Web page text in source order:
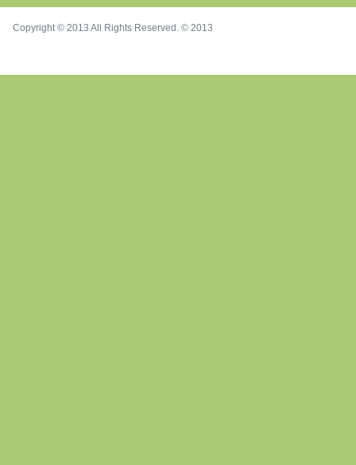
Copyright © 2013 All Rights Reserved. © 2013